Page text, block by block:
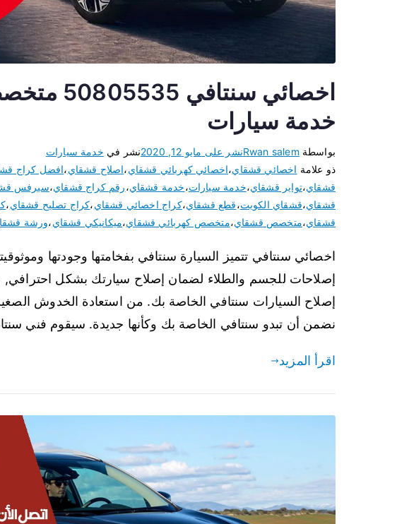
اخصائي
خدمة سيارات
بواسطة Rwan salemنشر على مايو 12, 2020 نشر في خدمة سيارات
ذو علامة اخصائي قشقاي،اخصائي كهربائي قشقاي،اصلاح قشقاي،افضل كراج
قشقاي،تواير قشقاي،خدمة سيارات،خدمة قشقاي،رقم كراج قشقاي،سيرفس
قشقاي،قشقاي الكويت،قطع قشقاي،كراج اخصائي قشقاي،كراج تصليح قشقاي،
قشقاي،متخصص قشقاي،متخصص كهربائي قشقاي،ميكانيكي قشقاي،ورشة
اخصائي سنتافي تتميز السيارة سنتافي بفخامتها وجودتها
إصلاحات للجسم والطلاء لضمان إصلاح سيارتك بشكل
إصلاح السيارات سنتافي الخاصة بك. من استعادة الخدوش
نضمن أن تبدو سنتافي الخاصة بك وكأنها جديدة. سيقوم فني
اقرأ المزيد